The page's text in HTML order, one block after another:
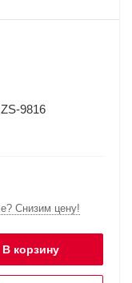
9816
Снизим цену!
В корзину